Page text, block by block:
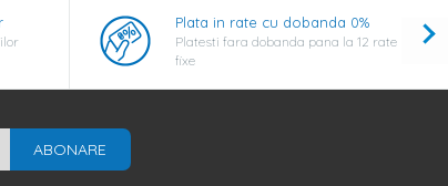
Plata in rate cu dobanda 0%
Platesti fara dobanda pana la 12 rate
fixe
ABONARE